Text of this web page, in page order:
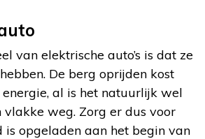
van elektrische auto’s is dat ze
De berg oprijden kost
energie, al is het natuurlijk wel
vlakke weg. Zorg er dus voor
is opgeladen aan het begin van